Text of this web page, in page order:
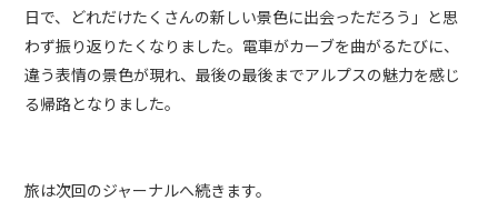
日で、どれだけたくさんの新しい景色に出会っただろう」と思
わず振り返りたくなりました。電車がカーブを曲がるたびに、
違う表情の景色が現れ、最後の最後までアルプスの魅力を感じ
る帰路となりました。
旅は次回のジャーナルへ続きます。